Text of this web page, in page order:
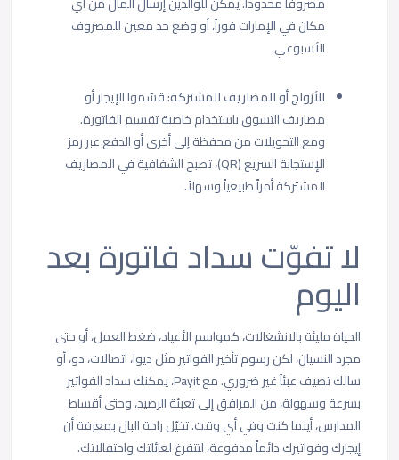
مكان في الإمارات فوراً، أو وضع حد معين للمصروف
الأسبوعي.
للأزواج أو المصاريف المشتركة:قسّموا الإيجار أو
مصاريف التسوق باستخدام خاصية تقسيم الفاتورة.
ومع التحويلات من محفظة إلى أخرى أو الدفع عبر رمز
الإستجابة السريع (QR)، تصبح الشفافية في المصاريف
المشتركة أمراً طبيعياً وسهلاً.
لا تفوّت سداد فاتورة بعد
اليوم
الحياة مليئة بالانشغالات، كمواسم الأعياد، ضغط العمل، أو حتى
مجرد النسيان، لكن رسوم تأخير الفواتير مثل ديوا، اتصالات، دو، أو
سالك تضيف عبئاً غير ضروري. مع Payit، يمكنك سداد الفواتير
بسرعة وسهولة، من المرافق إلى تعبئة الرصيد، وحتى أقساط
المدارس، أينما كنت وفي أي وقت. تخيّل راحة البال بمعرفة أن
إيجارك وفواتيرك دائماً مدفوعة، لتتفرغ لعائلتك واحتفالاتك.